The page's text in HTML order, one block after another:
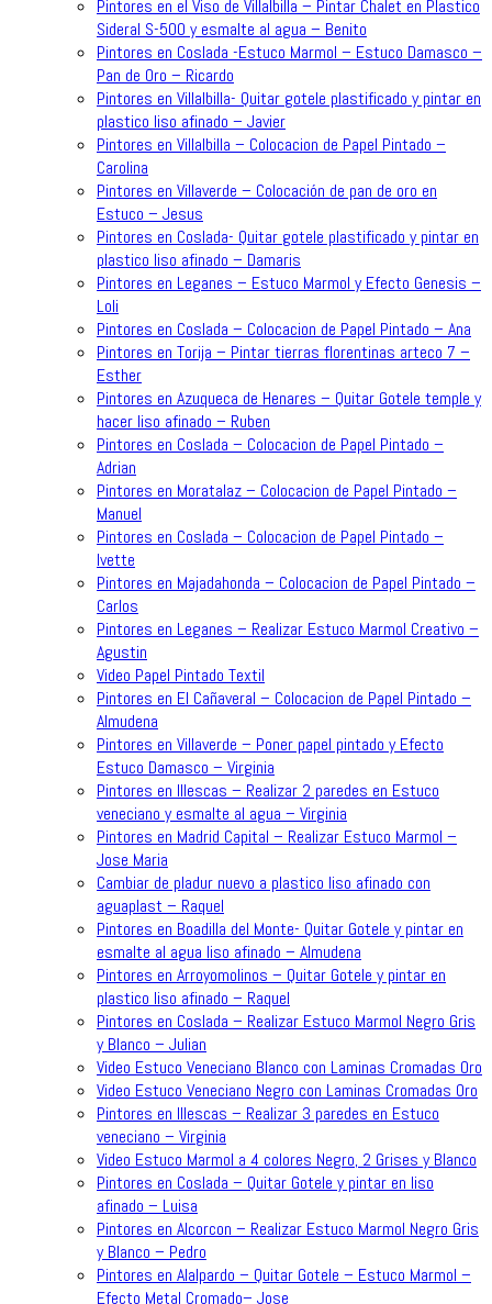
Pintores en el Viso de Villalbilla – Pintar Chalet en Plastico
Sideral S-500 y esmalte al agua – Benito
Pintores en Coslada -Estuco Marmol – Estuco Damasco –
Pan de Oro – Ricardo
Pintores en Villalbilla- Quitar gotele plastificado y pintar en
plastico liso afinado – Javier
Pintores en Villalbilla – Colocacion de Papel Pintado –
Carolina
Pintores en Villaverde – Colocación de pan de oro en
Estuco – Jesus
Pintores en Coslada- Quitar gotele plastificado y pintar en
plastico liso afinado – Damaris
Pintores en Leganes – Estuco Marmol y Efecto Genesis –
Loli
Pintores en Coslada – Colocacion de Papel Pintado – Ana
Pintores en Torija – Pintar tierras florentinas arteco 7 –
Esther
Pintores en Azuqueca de Henares – Quitar Gotele temple y
hacer liso afinado – Ruben
Pintores en Coslada – Colocacion de Papel Pintado –
Adrian
Pintores en Moratalaz – Colocacion de Papel Pintado –
Manuel
Pintores en Coslada – Colocacion de Papel Pintado –
Ivette
Pintores en Majadahonda – Colocacion de Papel Pintado –
Carlos
Pintores en Leganes – Realizar Estuco Marmol Creativo –
Agustin
Video Papel Pintado Textil
Pintores en El Cañaveral – Colocacion de Papel Pintado –
Almudena
Pintores en Villaverde – Poner papel pintado y Efecto
Estuco Damasco – Virginia
Pintores en Illescas – Realizar 2 paredes en Estuco
veneciano y esmalte al agua – Virginia
Pintores en Madrid Capital – Realizar Estuco Marmol –
Jose Maria
Cambiar de pladur nuevo a plastico liso afinado con
aguaplast – Raquel
Pintores en Boadilla del Monte- Quitar Gotele y pintar en
esmalte al agua liso afinado – Almudena
Pintores en Arroyomolinos – Quitar Gotele y pintar en
plastico liso afinado – Raquel
Pintores en Coslada – Realizar Estuco Marmol Negro Gris
y Blanco – Julian
Video Estuco Veneciano Blanco con Laminas Cromadas Oro
Video Estuco Veneciano Negro con Laminas Cromadas Oro
Pintores en Illescas – Realizar 3 paredes en Estuco
veneciano – Virginia
Video Estuco Marmol a 4 colores Negro, 2 Grises y Blanco
Pintores en Coslada – Quitar Gotele y pintar en liso
afinado – Luisa
Pintores en Alcorcon – Realizar Estuco Marmol Negro Gris
y Blanco – Pedro
Pintores en Alalpardo – Quitar Gotele – Estuco Marmol –
Efecto Metal Cromado– Jose